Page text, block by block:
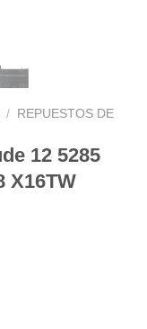
/
REPUESTOS DE
12 5285
X16TW